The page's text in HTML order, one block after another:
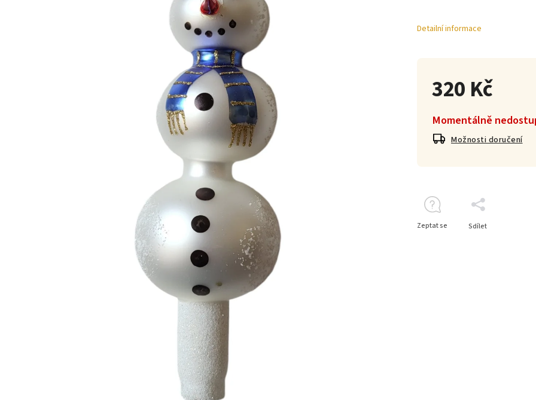
320 Kč
Momentálně
Možnosti doručení
Detailní informace
Zeptat se Sdílet